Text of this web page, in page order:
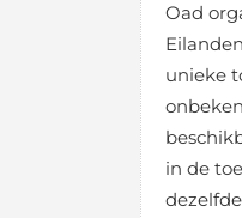
Oad
unieke
in de